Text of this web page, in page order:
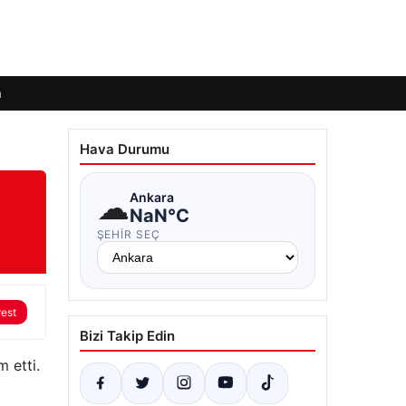
etti.
Hava Durumu
☁Ankara
NaN°C
ŞEHIR SEÇ
Bizi Takip Edin